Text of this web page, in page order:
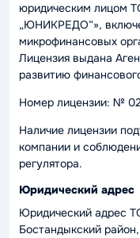
юридическим лицом
„ЮНИКРЕДО“»,
микрофинансовых
Лицензия выдана
развитию
Номер лицензии: №
Наличие лицензии
компании и
регулятора.
Юридический адрес
Юридический адрес
Бостандыкский